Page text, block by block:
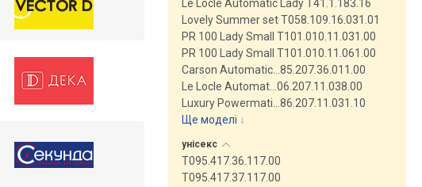
Le Locle Automatic Lady T41.1.183.16
Lovely Summer set T058.109.16.031.01
PR 100 Lady Small T101.010.11.031.00
PR 100 Lady Small T101.010.11.061.00
Carson Automatic…85.207.36.011.00
Le Locle Automat…06.207.11.038.00
Luxury Powermati…86.207.11.031.10
Ще моделі ↓
унісекс
T095.417.36.117.00
T095.417.37.117.00